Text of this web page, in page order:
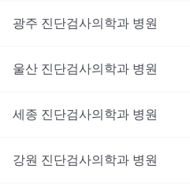
광주 진단검사의학과 병원
울산 진단검사의학과 병원
세종 진단검사의학과 병원
강원 진단검사의학과 병원